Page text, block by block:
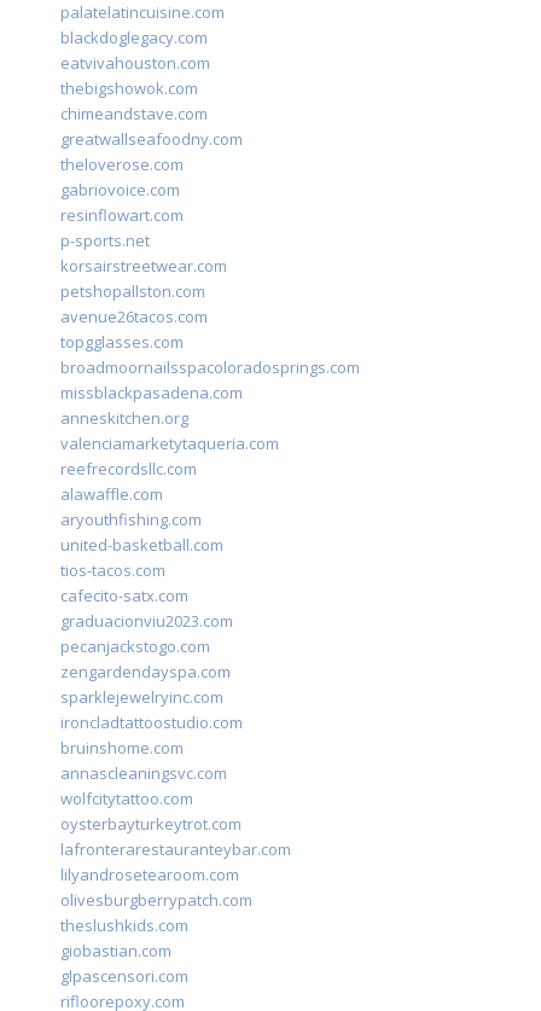
palatelatincuisine.com
blackdoglegacy.com
eatvivahouston.com
thebigshowok.com
chimeandstave.com
greatwallseafoodny.com
theloverose.com
gabriovoice.com
resinflowart.com
p-sports.net
korsairstreetwear.com
petshopallston.com
avenue26tacos.com
topgglasses.com
broadmoornailsspacoloradosprings.com
missblackpasadena.com
anneskitchen.org
valenciamarketytaqueria.com
reefrecordsllc.com
alawaffle.com
aryouthfishing.com
united-basketball.com
tios-tacos.com
cafecito-satx.com
graduacionviu2023.com
pecanjackstogo.com
zengardendayspa.com
sparklejewelryinc.com
ironcladtattoostudio.com
bruinshome.com
annascleaningsvc.com
wolfcitytattoo.com
oysterbayturkeytrot.com
lafronterarestauranteybar.com
lilyandrosetearoom.com
olivesburgberrypatch.com
theslushkids.com
giobastian.com
glpascensori.com
rifloorepoxy.com